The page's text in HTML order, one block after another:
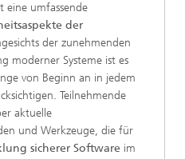
eine umfassende
der
der zunehmenden
moderner Systeme ist es
von Beginn an in jedem
Teilnehmende
aktuelle
und Werkzeuge, die für
sicherer Software im